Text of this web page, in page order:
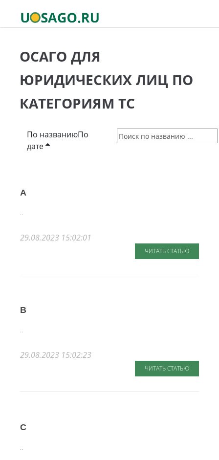
ОСАГО ДЛЯ
ЮРИДИЧЕСКИХ ЛИЦ ПО
КАТЕГОРИЯМ ТС
По названиюПо
дате
A
..
29.08.2023 15:02:01
ЧИТАТЬ СТАТЬЮ
B
..
29.08.2023 15:02:23
ЧИТАТЬ СТАТЬЮ
C
..